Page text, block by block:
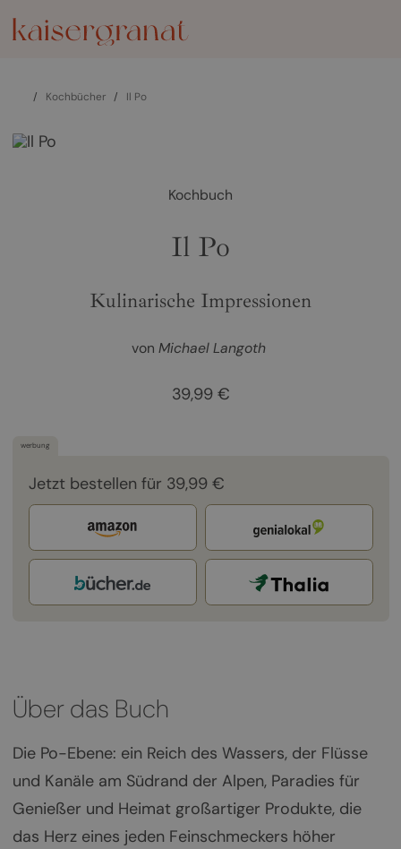
/ Kochbücher / Il Po
Kochbuch
Il Po
Kulinarische Impressionen
vonMichael Langoth
39,99 €
werbung
Jetzt bestellen für 39,99 €
Über das Buch
Die Po-Ebene: ein Reich des Wassers, der Flüsse
und Kanäle am Südrand der Alpen, Paradies für
Genießer und Heimat großartiger Produkte, die
das Herz eines jeden Feinschmeckers höher